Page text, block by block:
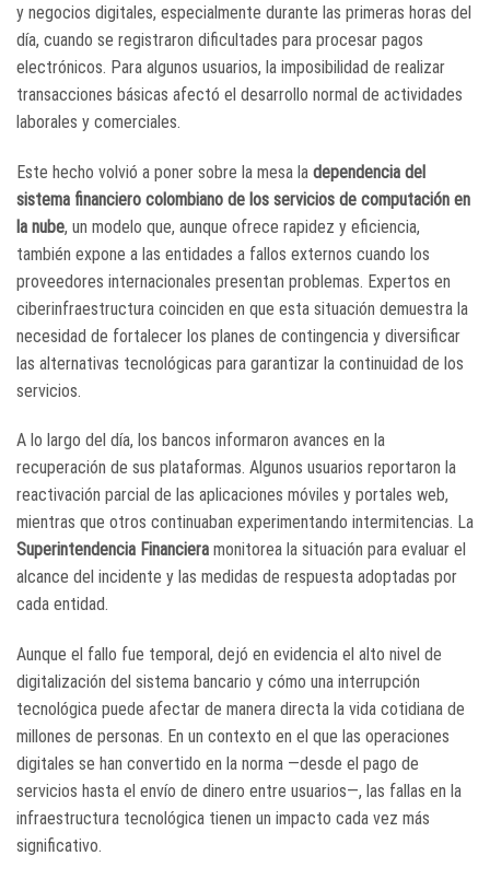
y negocios digitales, especialmente durante las primeras horas del
día, cuando se registraron dificultades para procesar pagos
electrónicos. Para algunos usuarios, la imposibilidad de realizar
transacciones básicas afectó el desarrollo normal de actividades
laborales y comerciales.
Este hecho volvió a poner sobre la mesa la dependencia del
sistema financiero colombiano de los servicios de computación en
la nube, un modelo que, aunque ofrece rapidez y eficiencia,
también expone a las entidades a fallos externos cuando los
proveedores internacionales presentan problemas. Expertos en
ciberinfraestructura coinciden en que esta situación demuestra la
necesidad de fortalecer los planes de contingencia y diversificar
las alternativas tecnológicas para garantizar la continuidad de los
servicios.
A lo largo del día, los bancos informaron avances en la
recuperación de sus plataformas. Algunos usuarios reportaron la
reactivación parcial de las aplicaciones móviles y portales web,
mientras que otros continuaban experimentando intermitencias. La
Superintendencia Financiera monitorea la situación para evaluar el
alcance del incidente y las medidas de respuesta adoptadas por
cada entidad.
Aunque el fallo fue temporal, dejó en evidencia el alto nivel de
digitalización del sistema bancario y cómo una interrupción
tecnológica puede afectar de manera directa la vida cotidiana de
millones de personas. En un contexto en el que las operaciones
digitales se han convertido en la norma —desde el pago de
servicios hasta el envío de dinero entre usuarios—, las fallas en la
infraestructura tecnológica tienen un impacto cada vez más
significativo.